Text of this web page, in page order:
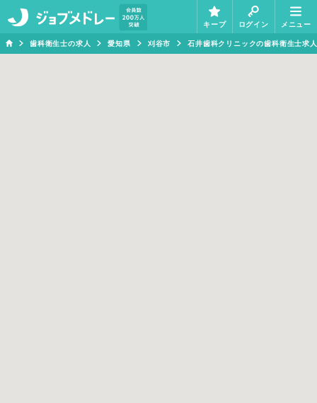
キープ ログイン
メニュー
歯科衛生士の求人
愛知県 刈谷市 石井歯科クリニックの歯科衛生士求人